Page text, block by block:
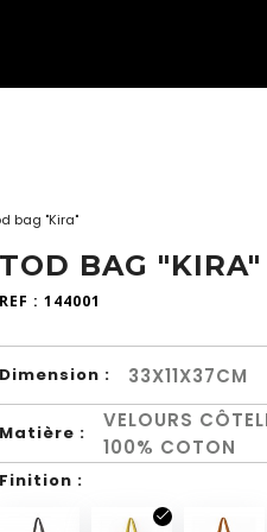
bag "Kira"
TOD BAG "KIRA"
REF : 144001
Dimension : 33X11X37CM
Matière :
VELOURS
100% COTON
Finition :